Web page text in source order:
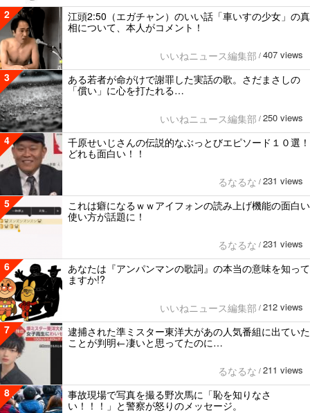
2
江頭2:50（エガチャン）のいい話「車いすの少女」の真
相について、本人がコメント！
いいねニュース編集部 / 407 views
3
ある若者が命がけで謝罪した実話の歌。さだまさしの
「償い」に心を打たれる…
いいねニュース編集部 / 250 views
4
千原せいじさんの伝説的なぶっとびエピソード１０選！
どれも面白い！！
るなるな / 231 views
5
これは癖になるｗｗアイフォンの読み上げ機能の面白い
使い方が話題に！
るなるな / 231 views
6
あなたは『アンパンマンの歌詞』の本当の意味を知って
ますか!?
いいねニュース編集部 / 212 views
7
逮捕された準ミスター東洋大があの人気番組に出ていた
ことが判明←凄いと思ってたのに…
るなるな / 211 views
8
事故現場で写真を撮る野次馬に「恥を知りなさ
い！！！」と警察が怒りのメッセージ。